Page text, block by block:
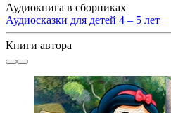
Аудиокнига в сборниках
Аудиосказки для детей 4 – 5 лет
Книги автора